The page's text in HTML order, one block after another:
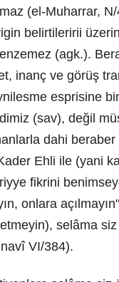
(el-Muharrar,
belirtileririi
(agk.).
inanç ve görüş
esprisine
(sav), değil
dahi beraber
Ehli ile (yani
fikrini
onlara
selâma
VI/384).